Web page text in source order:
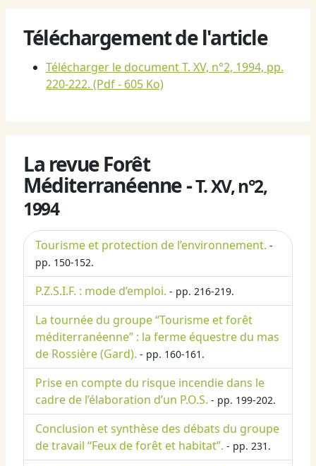
Téléchargement de l'article
Télécharger le document T. XV, n°2, 1994, pp.
220-222. (Pdf - 605 Ko)
La revue Forêt
Méditerranéenne -T. XV, n°2,
1994
Tourisme et protection de l’environnement. -
pp. 150-152.
P.Z.S.I.F. : mode d’emploi. - pp. 216-219.
La tournée du groupe “Tourisme et forêt
méditerranéenne” : la ferme équestre du mas
de Rossière (Gard). - pp. 160-161.
Prise en compte du risque incendie dans le
cadre de l’élaboration d’un P.O.S. - pp. 199-202.
Conclusion et synthèse des débats du groupe
de travail “Feux de forêt et habitat”. - pp. 231.